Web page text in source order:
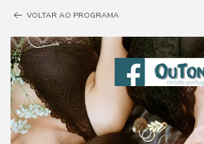
VOLTAR AO PROGRAMA